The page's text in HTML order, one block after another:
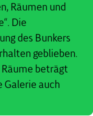
Räumen und
Die
des Bunkers
geblieben.
beträgt
Galerie auch